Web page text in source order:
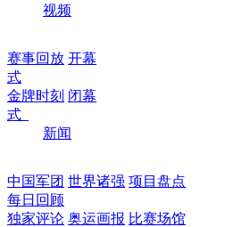
视频
赛事回放 开幕
式
金牌时刻 闭幕
式
新闻
中国军团 世界诸强 项目盘点
每日回顾
独家评论 奥运画报 比赛场馆